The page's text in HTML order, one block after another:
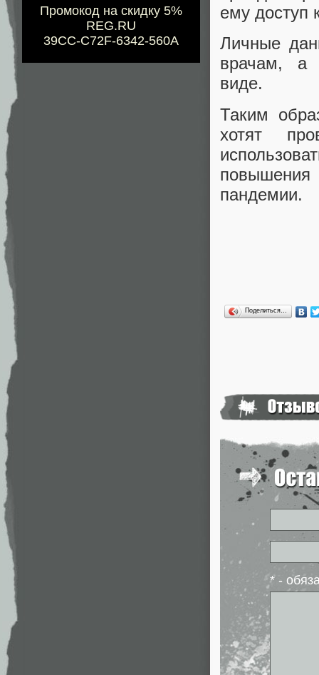
Промокод на скидку 5%
REG.RU
39CC-C72F-6342-560A
ему доступ
Личные
врачам, а
виде.
Таким
хотят
пандемии.
Поделиться…
* -